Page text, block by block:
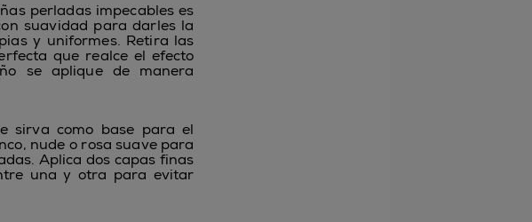
perladas impecables es
suavidad para darles la
y uniformes. Retira las
que realce el efecto
se aplique de manera
sirva como base para el
nude o rosa suave para
Aplica dos capas finas
una y otra para evitar